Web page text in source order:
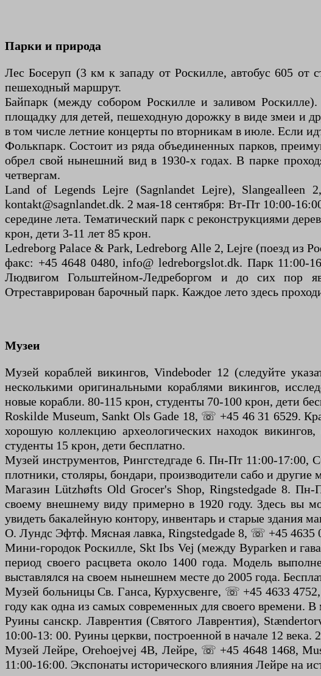
Парки и природа
Лес Босеруп (3 км к западу от Роскилле, автобус 605
пешеходный маршрут.
Байпарк (между собором Роскилле и заливом
площадку для детей, пешеходную дорожку в виде змеи и
в том числе летние концерты по вторникам в июле. Если
Фолькпарк. Состоит из ряда объединенных парков,
обрел свой нынешний вид в 1930-х годах. В парке
четвергам.
Land of Legends Lejre (Sagnlandet Lejre),
kontakt@sagnlandet.dk. 2 мая-18 сентября: Вт-Пт 10:00-
середине лета. Тематический парк с реконструкциями
крон, дети 3-11 лет 85 крон.
Ledreborg Palace & Park, Ledreborg Alle 2, Lejre (поезд из
факс: +45 4648 0480, info@ ledreborgslot.dk. Парк 11:00-
Людвигом Гольштейном-Ледреборгом и до сих пор
Отреставрирован барочный парк. Каждое лето здесь
Музеи
Музей кораблей викингов, Vindeboder 12 (следуйте
несколькими оригинальными кораблями викингов,
новые корабли. 80-115 крон, студенты 70-100 крон, дети
Roskilde Museum, Sankt Ols Gade 18, ☏ +45 46 31 6529.
хорошую коллекцию археологических находок
студенты 15 крон, дети бесплатно.
Музей инструментов, Рингстедгаде 6. Пн-Пт 11:00-17:00,
плотники, столяры, бондари, производители сабо и другие
Магазин Lützhøfts Old Grocer's Shop, Ringstedgade 8.
своему внешнему виду примерно в 1920 году. Здесь вы
увидеть бакалейную контору, инвентарь и старые здания
О. Лундс Эфтф. Мясная лавка, Ringstedgade 8, ☏ +45 4635
Мини-городок Роскилле, Skt Ibs Vej (между Byparken и
период своего расцвета около 1400 года. Модель
выставлялся на своем нынешнем месте до 2005 года.
Музей больницы Св. Ганса, Курхусвенге, ☏ +45 4633
году как одна из самых современных для своего времени.
Руины санскр. Лаврентия (Святого Лаврентия),
10:00-13: 00. Руины церкви, построенной в начале 12
Музей Лейре, Orehoejvej 4B, Лейре, ☏ +45 4648 1468,
11:00-16:00. Экспонаты исторического влияния Лейре на